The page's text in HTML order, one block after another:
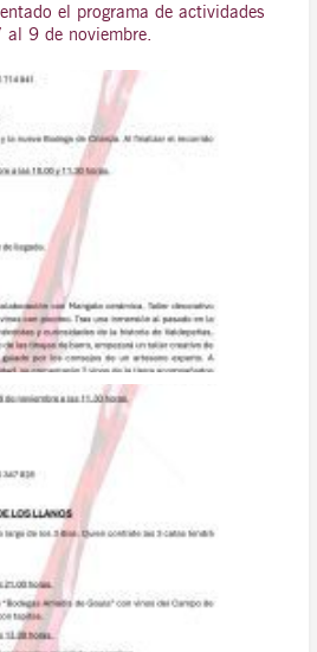
el programa de actividades
al 9 de noviembre.